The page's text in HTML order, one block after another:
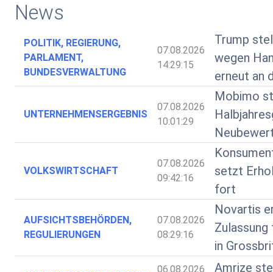
News
POLITIK, REGIERUNG,
PARLAMENT,
BUNDESVERWALTUNG
07.08.2026
14:29:15
Trump
wegen
erneut an
UNTERNEHMENSERGEBNIS
07.08.2026
10:01:29
Mobimo
VOLKSWIRTSCHAFT
07.08.2026
09:42:16
setzt
fort
AUFSICHTSBEHÖRDEN,
REGULIERUNGEN
07.08.2026
08:29:16
Novartis
Zulassung
in
06.08.2026
Amrize